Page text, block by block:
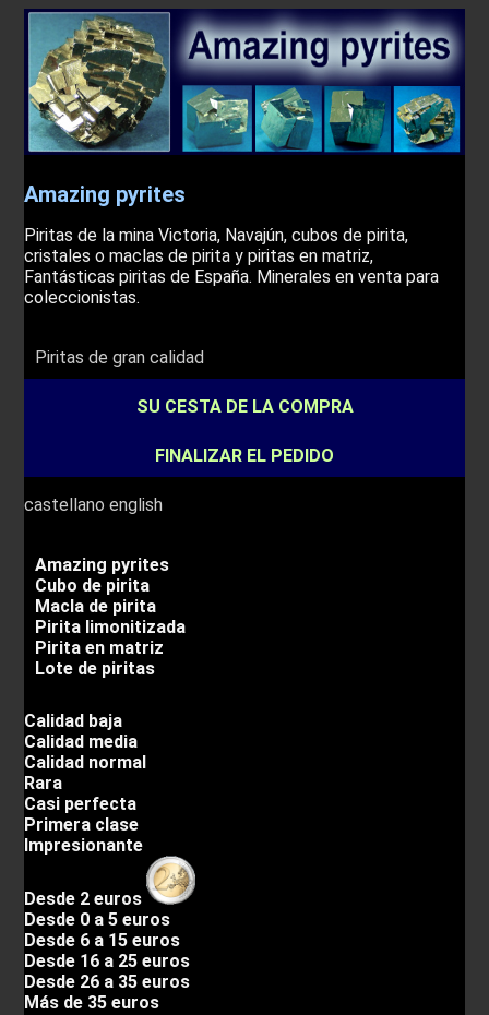
Amazing pyrites
Piritas de la mina Victoria, Navajún, cubos de pirita,
cristales o maclas de pirita y piritas en matriz,
Fantásticas piritas de España. Minerales en venta para
coleccionistas.
Piritas de gran calidad
SU CESTA DE LA COMPRA
FINALIZAR EL PEDIDO
castellano english
Amazing pyrites
Cubo de pirita
Macla de pirita
Pirita limonitizada
Pirita en matriz
Lote de piritas
Calidad baja
Calidad media
Calidad normal
Rara
Casi perfecta
Primera clase
Impresionante
Desde 2 euros
Desde 0 a 5 euros
Desde 6 a 15 euros
Desde 16 a 25 euros
Desde 26 a 35 euros
Más de 35 euros